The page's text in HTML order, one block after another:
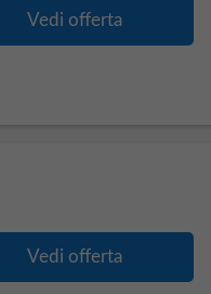
Vedi offerta
Vedi offerta